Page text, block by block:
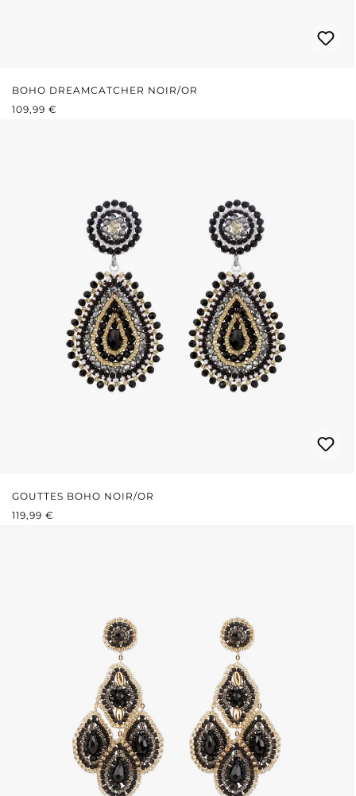
BOHO DREAMCATCHER NOIR/OR
PRIX RÉGULIER :
109,99 €
GOUTTES BOHO NOIR/OR
PRIX RÉGULIER :
119,99 €